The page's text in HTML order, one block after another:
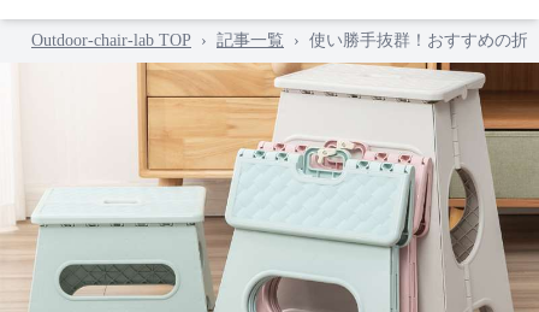
Outdoor-chair-lab TOP › 記事一覧 › 使い勝手抜群！おすすめの折